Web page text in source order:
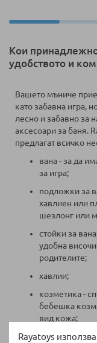
Rayatoys
Кои
удобството и
Вашето мъниче
като забавна игра,
лесно и забавно за
аксесоари за баня.
предлагат всичко
вана - за да
за игра;
подложки за
хавлиен или
шезлонг или
стойки за
удобна
родителите;
хавлии;
козметика -
бебешка
вид кожа;
термометри -